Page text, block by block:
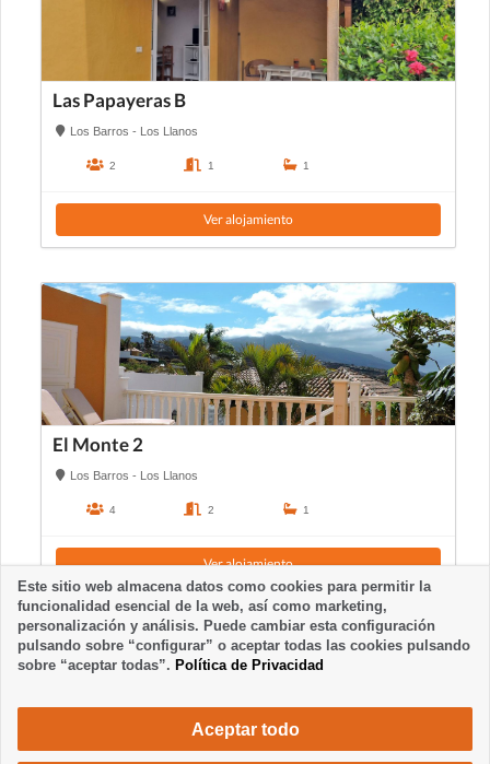
Las Papayeras B
Los Barros - Los Llanos
2 1 1
Ver alojamiento
El Monte 2
Los Barros - Los Llanos
4 2 1
Ver alojamiento
Este sitio web almacena datos como cookies para permitir la
funcionalidad esencial de la web, así como marketing,
personalización y análisis. Puede cambiar esta configuración
pulsando sobre “configurar” o aceptar todas las cookies pulsando
sobre “aceptar todas”. Política de Privacidad
Aceptar todo